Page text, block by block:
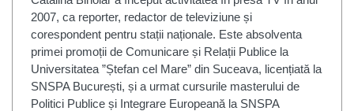
2007, ca reporter, redactor de televiziune și
corespondent pentru stații naționale. Este absolventa
primei promoții de Comunicare și Relații Publice la
Universitatea ”Ștefan cel Mare” din Suceava, licențiată la
SNSPA București, și a urmat cursurile masterului de
Politici Publice și Integrare Europeană la SNSPA